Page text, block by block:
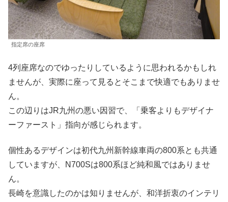
指定席の座席
4列座席なのでゆったりしているように思われるかもしれ
ませんが、実際に座って見るとそこまで快適でもありませ
ん。
この辺りはJR九州の悪い因習で、「乗客よりもデザイナ
ーファースト」指向が感じられます。
個性あるデザインは初代九州新幹線車両の800系とも共通
していますが、N700Sは800系ほど純和風ではありませ
ん。
長崎を意識したのかは知りませんが、和洋折衷のインテリ